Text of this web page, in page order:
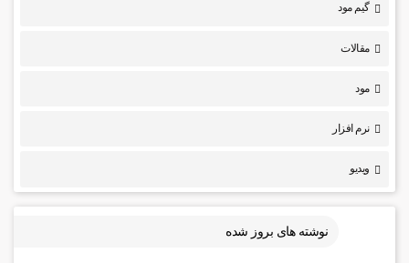
گیم مود
مقالات
مود
نرم افزار
ویدیو
نوشته های بروز شده